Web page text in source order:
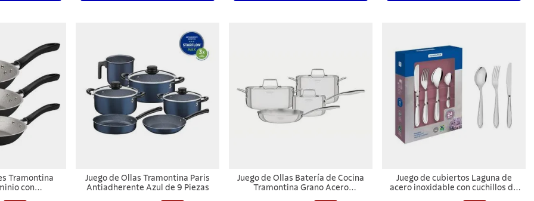
Tramontina
con
Juego de Ollas Tramontina Paris
Antiadherente Azul de 9 Piezas
Juego de Ollas Batería de Cocina
Tramontina Grano Acero
Juego de cubiertos Laguna de
acero inoxidable con cuchillos de